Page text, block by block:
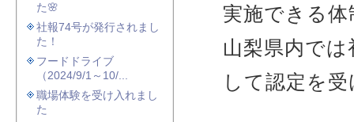
実施できる
山梨県内で
して認定を
た🌸
社報74号が発行されまし
た！
フードドライブ
（2024/9/1～10/...
職場体験を受け入れまし
た